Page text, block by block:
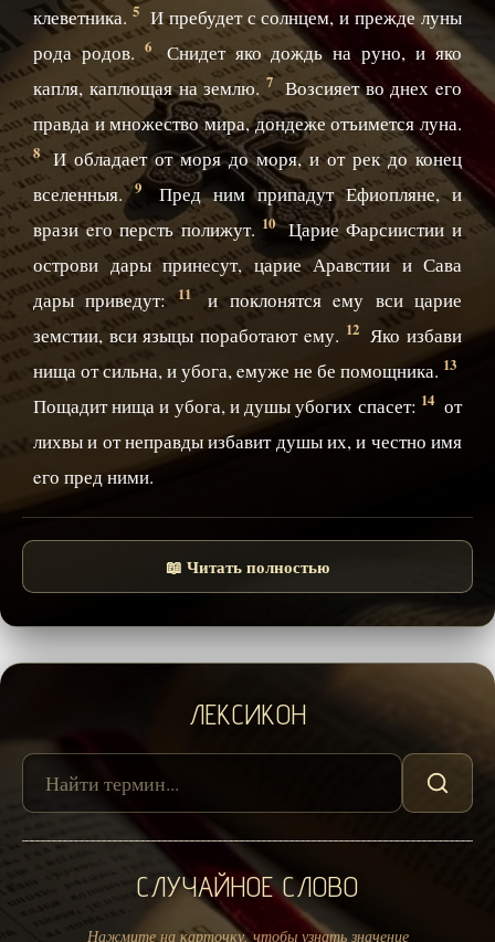
клеветника. 5 И пребудет с солнцем, и прежде луны
рода родов.6 Снидет яко дождь на руно, и яко
капля, каплющая на землю. 7 Возсияет во днех eго
правда и множество мира, дондеже отъимется луна.
8 И обладает от моря до моря, и от рек до конец
вселенныя.9
Пред ним припадут Ефиопляне, и
врази eго персть полижут. 10 Царие Фарсиистии и
острови дары принесут, царие Аравстии и Сава
дары приведут:
11
и поклонятся eму вси царие
земстии, вси языцы поработают eму. 12 Яко избави
нища от сильна, и убога, eмуже не бе помощника. 13
Пощадит нища и убога, и душы убогих спасет: 14 от
лихвы и от неправды избавит душы их, и честно имя
eго пред ними.
📖 Читать полностью
ЛЕКСИКОН
СЛУЧАЙНОЕ СЛОВО
Нажмите на карточку, чтобы узнать значение